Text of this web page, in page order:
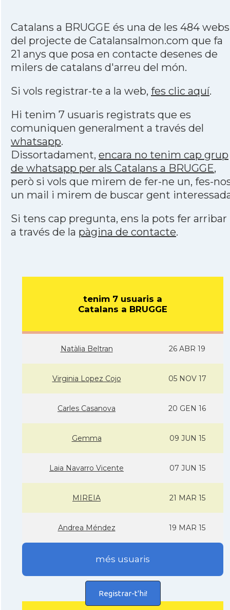
Catalans a BRUGGE és una de les 484 webs
del projecte de Catalansalmon.com que fa
21 anys que posa en contacte desenes de
milers de catalans d'arreu del món.
Si vols registrar-te a la web, fes clic aquí.
Hi tenim 7 usuaris registrats que es
comuniquen generalment a través del
whatsapp.
Dissortadament, encara no tenim cap grup
de whatsapp per als Catalans a BRUGGE,
però si vols que mirem de fer-ne un, fes-
un mail i mirem de buscar gent
Si tens cap pregunta, ens la pots fer arribar
a través de la pàgina de contacte.
tenim 7 usuaris a
Catalans a BRUGGE
Natàlia Beltran 26 ABR 19
Virginia Lopez Cojo 05 NOV 17
Carles Casanova 20 GEN 16
Gemma 09 JUN 15
Laia Navarro Vicente 07 JUN 15
MIREIA 21 MAR 15
Andrea Méndez 19 MAR 15
més usuaris
Registrar-t'hi!